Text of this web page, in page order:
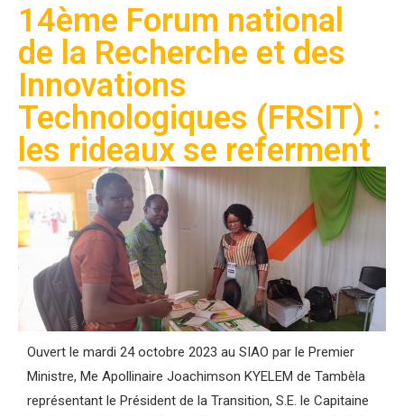
14ème Forum national
de la Recherche et des
Innovations
Technologiques (FRSIT) :
les rideaux se referment
Ouvert le mardi 24 octobre 2023 au SIAO par le Premier
Ministre, Me Apollinaire Joachimson KYELEM de Tambèla
représentant le Président de la Transition, S.E. le Capitaine